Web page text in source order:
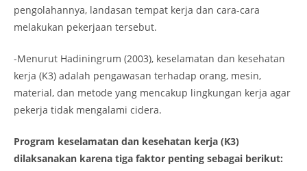
pengolahannya, landasan tempat kerja dan cara-cara
melakukan pekerjaan tersebut.
-Menurut Hadiningrum (2003), keselamatan dan kesehatan
kerja (K3) adalah pengawasan terhadap orang, mesin,
material, dan metode yang mencakup lingkungan kerja agar
pekerja tidak mengalami cidera.
Program keselamatan dan kesehatan kerja (K3)
dilaksanakan karena tiga faktor penting sebagai berikut: